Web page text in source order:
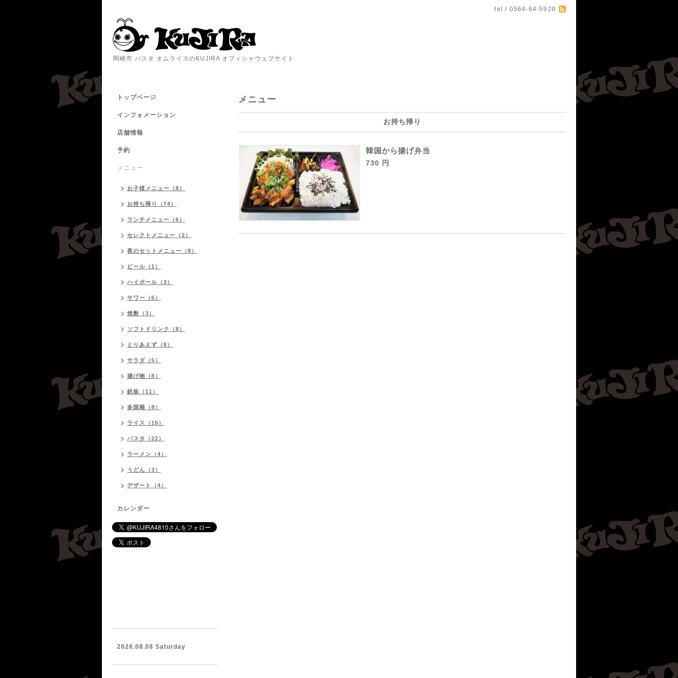
tel / 0564-64-5920
岡崎市 パスタ オムライスのKUJIRA オフィシャウェブサイト
メニュー
お持ち帰り
韓国から揚げ弁当
730 円
トップページ
インフォメーション
店舗情報
予約
メニュー
お子様メニュー（8）
お持ち帰り（74）
ランチメニュー（6）
セレクトメニュー（2）
夜のセットメニュー（8）
ビール（1）
ハイボール（3）
サワー（6）
焼酎（3）
ソフトドリンク（8）
とりあえず（8）
サラダ（5）
揚げ物（8）
鉄板（11）
多国籍（8）
ライス（15）
パスタ（22）
ラーメン（4）
うどん（3）
デザート（4）
カレンダー
2026.08.08 Saturday